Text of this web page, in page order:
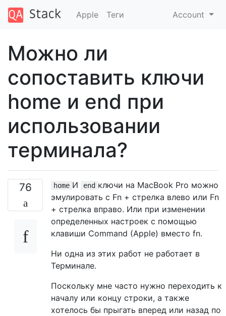
Apple Теги Account
Можно ли
сопоставить ключи
home и end при
использовании
терминала?
76 home И end ключи на MacBook Pro можно
эмулировать с Fn + стрелка влево или Fn
+ стрелка вправо. Или при изменении
определенных настроек с помощью
клавиши Command (Apple) вместо fn.
Ни одна из этих работ не работает в
Терминале.
Поскольку мне часто нужно переходить к
началу или концу строки, а также
хотелось бы прыгать вперед или назад по